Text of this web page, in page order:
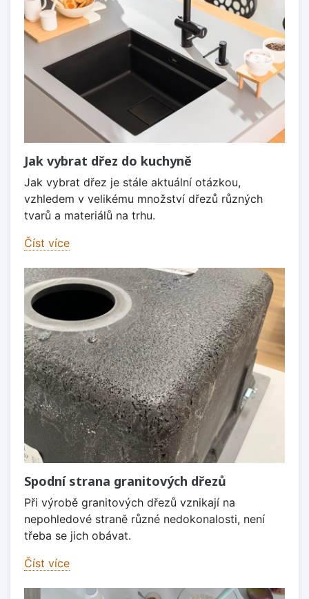
Jak vybrat dřez do kuchyně
Jak vybrat dřez je stále aktuální otázkou,
vzhledem v velikému množství dřezů různých
tvarů a materiálů na trhu.
Číst více
Spodní strana granitových dřezů
Při výrobě granitových dřezů vznikají na
nepohledové straně různé nedokonalosti, není
třeba se jich obávat.
Číst více